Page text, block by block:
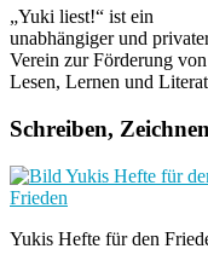
„Yuki liest!“ ist ein
unabhängiger und
Verein zur Förderung von
Lesen, Lernen und
Schreiben,
Yukis Hefte für den